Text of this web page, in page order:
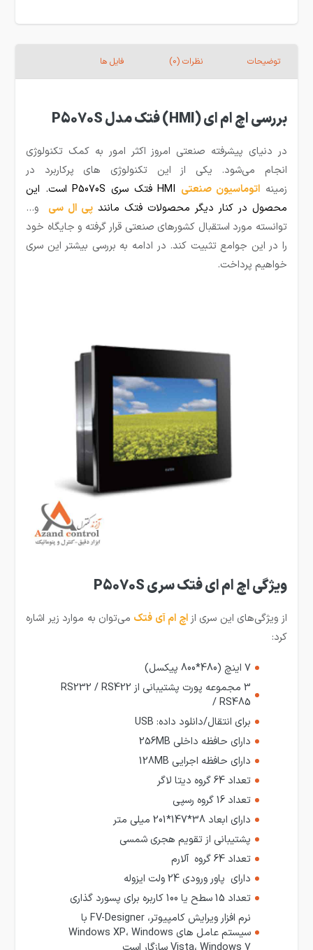
توضیحات نظرات (0) فایل ها
بررسی اچ ام ای (HMI) فتک مدل P5070S
در دنیای پیشرفته صنعتی امروز اکثر امور به کمک تکنولوژی
انجام می‌شود. یکی از این تکنولوژی های پرکاربرد در
زمینه اتوماسیون صنعتی
HMI فتک سری P5070S است. این
محصول در کنار دیگر محصولات فتک مانند پی ال سی و…
توانسته مورد استقبال کشورهای صنعتی قرار گرفته و جایگاه خود
را در این جوامع تثبیت کند. در ادامه به بررسی بیشتر این سری
خواهیم پرداخت.
ویژگی اچ ام ای فتک سری P5070S
از ویژگی‌های این سری ازاچ ام آی فتک می‌توان به موارد زیر اشاره
کرد:
7 اینچ (480*800 پیکسل)
3 مجموعه پورت پشتیبانی از RS232 / RS422
/ RS485
برای انتقال/دانلود داده: USB
دارای حافظه داخلی 256MB
دارای حافظه اجرایی 128MB
تعداد 64 گروه
دیتا لاگر
تعداد 16 گروه
رسپی
دارای ابعاد 38*147*201 میلی متر
پشتیبانی از تقویم هجری شمسی
تعداد 64 گروه
آلارم
دارای پاور ورودی 24 ولت ایزوله
تعداد 15 سطح یا 100 کاربره برای پسورد گذاری
نرم افزار ویرایش کامپیوتر،FV-Designer با
سیستم عامل های Windows XP، Windows